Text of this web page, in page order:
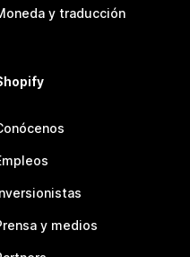
y traducción
y medios